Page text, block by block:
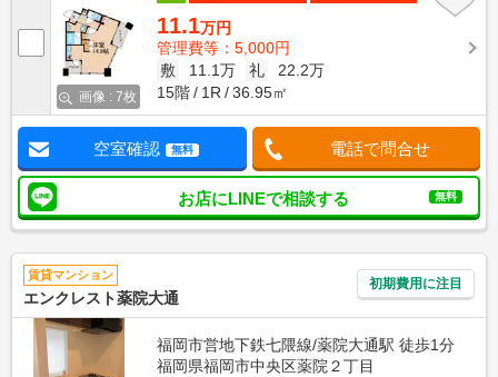
画像 : 7枚
11.1万円
管理費等：5,000円
敷
11.1万 礼
22.2万
15階
1R 36.95㎡
空室確認 無料 電話で問合せ
お店にLINEで相談する 無料
賃貸マンション
エンクレスト薬院大通
初期費用に注目
福岡市営地下鉄七隈線/薬院大通駅 徒歩1分
福岡県福岡市中央区薬院２丁目